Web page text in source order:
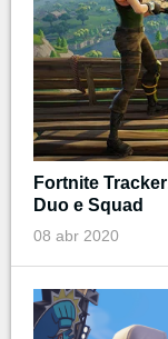
Fortnite
Duo e Squad
08 abr 2020